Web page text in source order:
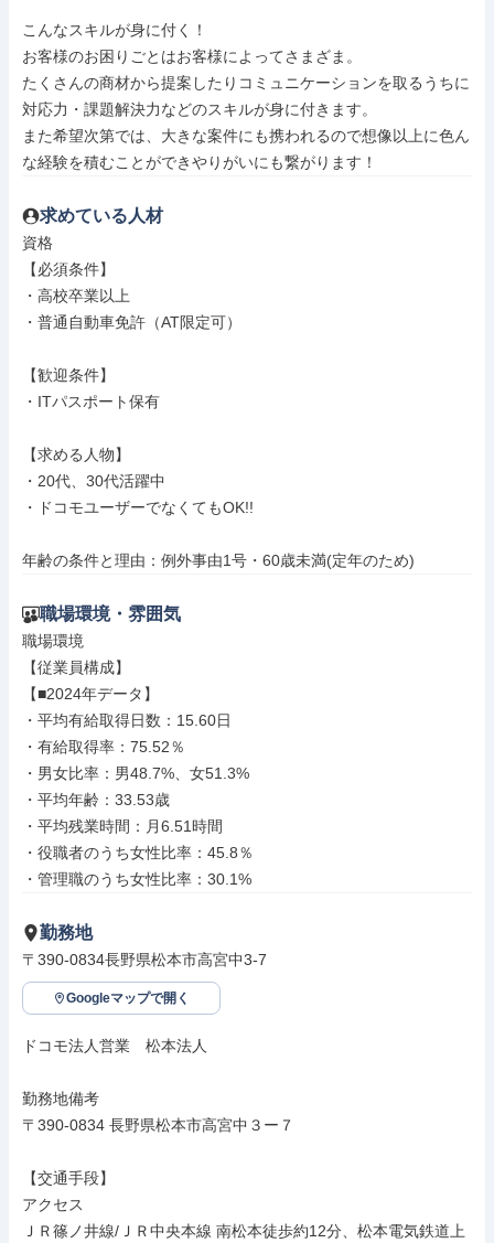
こんなスキルが身に付く！
お客様のお困りごとはお客様によってさまざま。
たくさんの商材から提案したりコミュニケーションを取るうちに
対応力・課題解決力などのスキルが身に付きます。
また希望次第では、大きな案件にも携われるので想像以上に色ん
な経験を積むことができやりがいにも繋がります！
求めている人材
資格
【必須条件】
・高校卒業以上
・普通自動車免許（AT限定可）
【歓迎条件】
・ITパスポート保有
【求める人物】
・20代、30代活躍中
・ドコモユーザーでなくてもOK!!
年齢の条件と理由：例外事由1号・60歳未満(定年のため)
職場環境・雰囲気
職場環境
【従業員構成】
【■2024年データ】
・平均有給取得日数：15.60日
・有給取得率：75.52％
・男女比率：男48.7%、女51.3%
・平均年齢：33.53歳
・平均残業時間：月6.51時間
・役職者のうち女性比率：45.8％
・管理職のうち女性比率：30.1%
勤務地
〒390-0834長野県松本市高宮中3-7
Googleマップで開く
ドコモ法人営業　松本法人
勤務地備考
〒390-0834 長野県松本市高宮中３ー７
【交通手段】
アクセス
ＪＲ篠ノ井線/ＪＲ中央本線 南松本徒歩約12分、松本電気鉄道上